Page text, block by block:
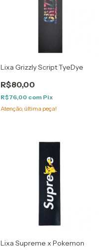
Lixa Grizzly Script TyeDye
R$80,00
R$76,00 com Pix
Atenção, última peça!
Lixa Supreme x Pokemon